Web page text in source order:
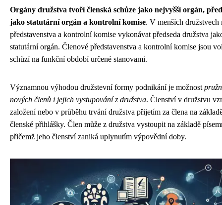
Orgány družstva tvoří členská schůze jako nejvyšší orgán,
jako statutární orgán a kontrolní komise. V menších družstvech
představenstva a kontrolní komise vykonávat předseda družstva
statutární orgán. Členové představenstva a kontrolní komise jsou
schůzí na funkční období určené stanovami.
Významnou výhodou družstevní formy podnikání je možnost
nových členů i jejich vystupování z družstva. Členství v družstvu
založení nebo v průběhu trvání družstva přijetím za člena na
členské přihlášky. Člen může z družstva vystoupit na základě
přičemž jeho členství zaniká uplynutím výpovědní doby.